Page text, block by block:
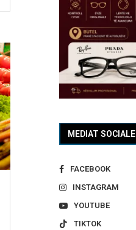
MEDIAT SOCIALE
FACEBOOK
INSTAGRAM
YOUTUBE
TIKTOK